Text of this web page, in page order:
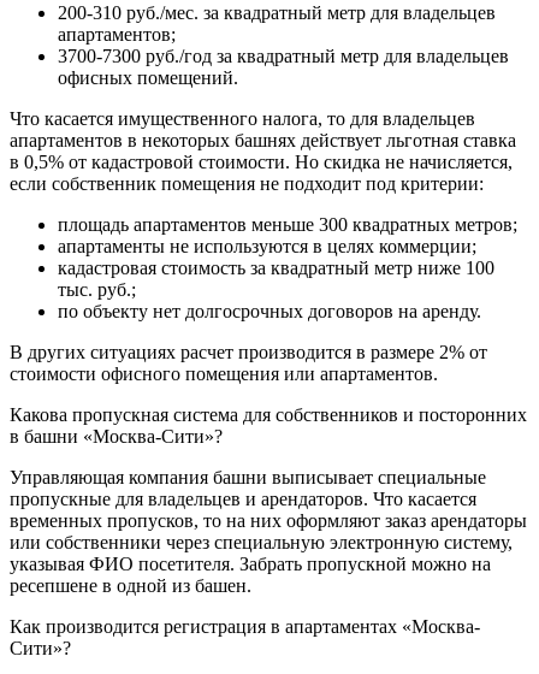
200-310 руб./мес. за квадратный метр для владельцев
апартаментов;
3700-7300 руб./год за квадратный метр для владельцев
офисных помещений.
Что касается имущественного налога, то для владельцев
апартаментов в некоторых башнях действует льготная ставка
в 0,5% от кадастровой стоимости. Но скидка не начисляется,
если собственник помещения не подходит под критерии:
площадь апартаментов меньше 300 квадратных метров;
апартаменты не используются в целях коммерции;
кадастровая стоимость за квадратный метр ниже 100
тыс. руб.;
по объекту нет долгосрочных договоров на аренду.
В других ситуациях расчет производится в размере 2% от
стоимости офисного помещения или апартаментов.
Какова пропускная система для собственников и посторонних
в башни «Москва-Сити»?
Управляющая компания башни выписывает специальные
пропускные для владельцев и арендаторов. Что касается
временных пропусков, то на них оформляют заказ арендаторы
или собственники через специальную электронную систему,
указывая ФИО посетителя. Забрать пропускной можно на
ресепшене в одной из башен.
Как производится регистрация в апартаментах «Москва-
Сити»?